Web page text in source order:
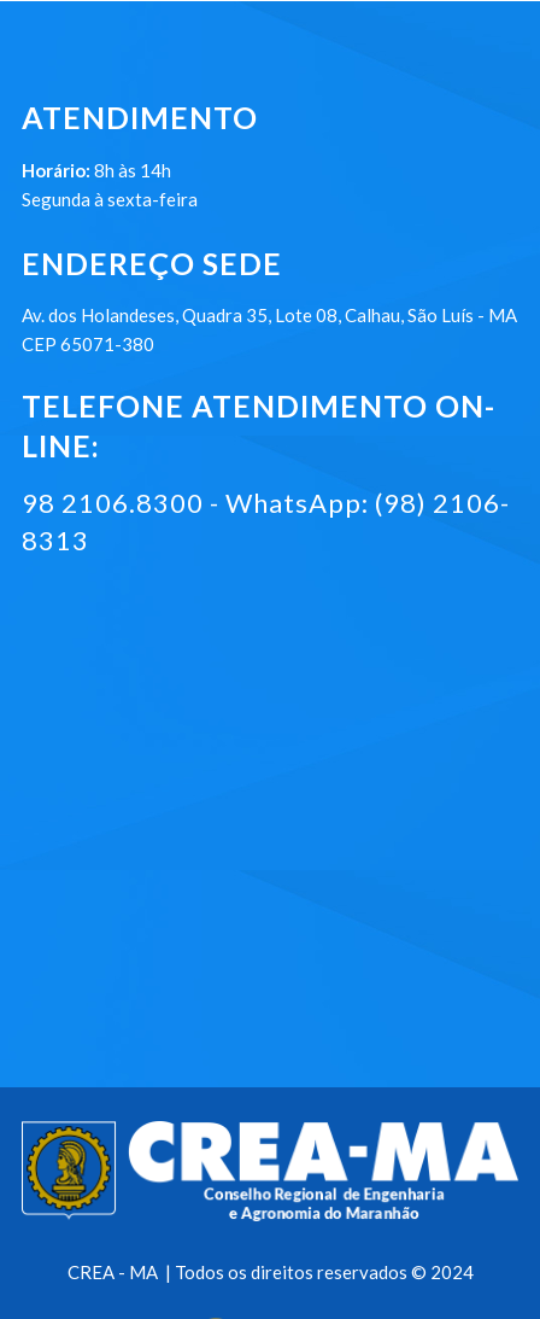
ATENDIMENTO
Horário: 8h às 14h
Segunda à sexta-feira
ENDEREÇO SEDE
Av. dos Holandeses, Quadra 35, Lote 08, Calhau, São Luís - MA
CEP 65071-380
TELEFONE ATENDIMENTO ON-
LINE:
98 2106.8300 - WhatsApp: (98) 2106-
8313
CREA - MA | Todos os direitos reservados © 2024